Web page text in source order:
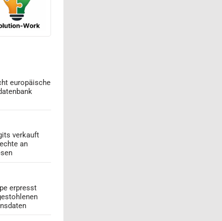
europäische
verkauft
an
erpresst